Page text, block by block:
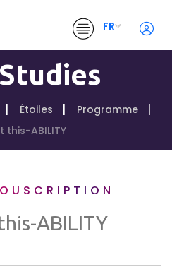
FR
Étoiles
Programme
this-ABILITY
ABILITY